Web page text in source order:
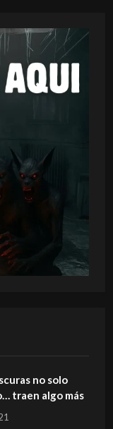
no solo
traen algo más